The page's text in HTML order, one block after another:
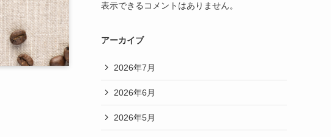
表示できるコメントはありません。
アーカイブ
2026年7月
2026年6月
2026年5月